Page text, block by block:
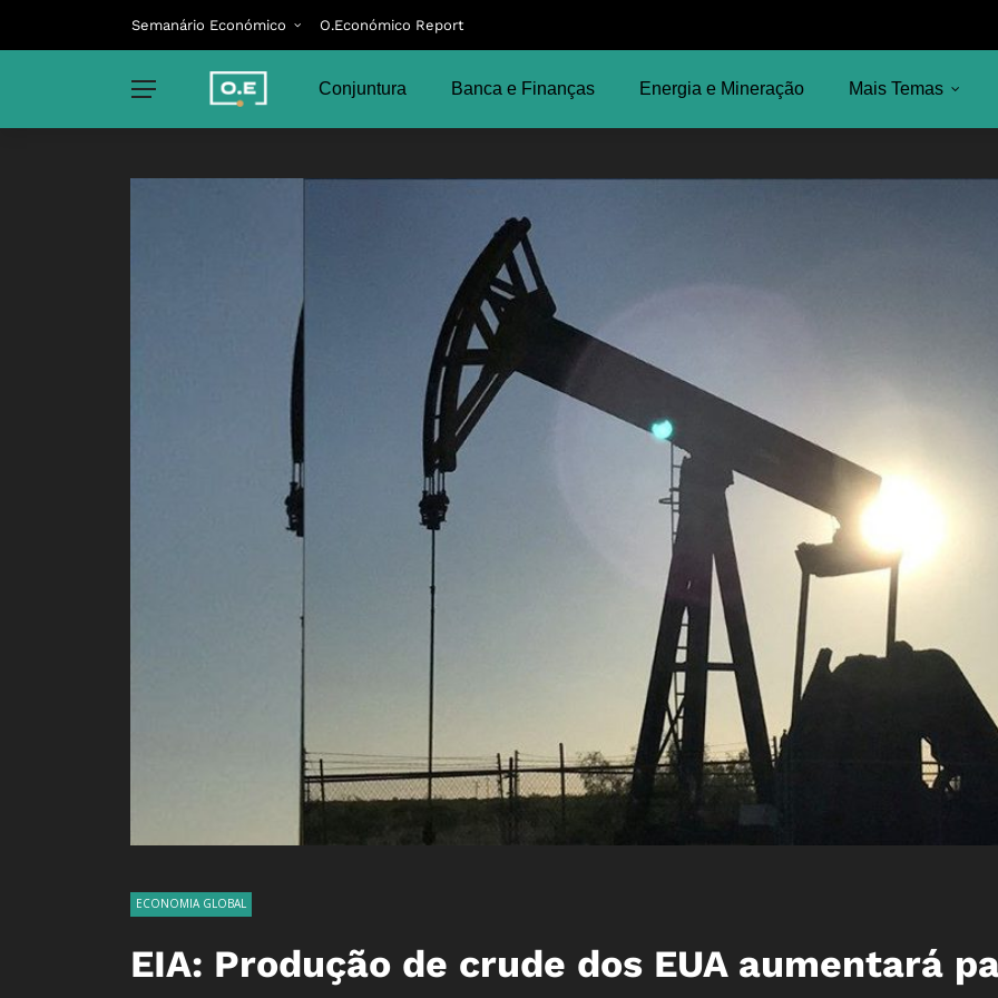
Semanário Económico O.Económico Report
Conjuntura Banca e Finanças Energia e Mineração Mais Temas
ECONOMIA GLOBAL
EIA: Produção de crude dos EUA aumentará